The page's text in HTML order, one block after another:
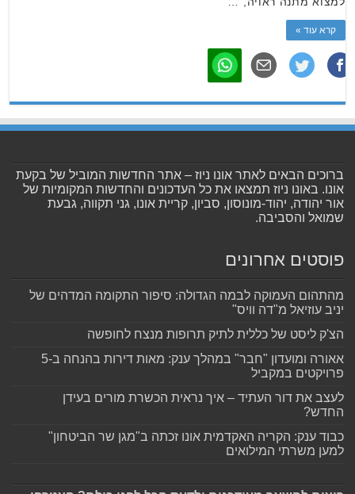
קרא עוד »
ברוכים הבאים לאתר אונו ניוז – אתר החדשות המוביל של בקעת
אונו. באונו ניוז תמצאו את כל העדכונים והחדשות המקומיות של
אור יהודה, יהוד-מונוסון, סביון, קריית אונו, גני תקווה, גבעת
שמואל והסביבה.
פוסטים אחרונים
מהתהום העמוקה לבמה הגדולה: סיפור התקומה המדהים של
יניב עוזיאל מ"דה וויס"
הצ'ק ליסט של כללית לתיק תרופות מנצח לחופשה
אאורה ומועדון "חבר" במהלך ענק: מאות דירות בהנחה ב-5
פרויקטים במקביל
לעצב את דור העתיד – איך נראית הכשרת מורים בעידן
החדש?
כבוד ענק: הקריה האקדמית אונו זכתה ב"מגן שר הביטחון"
למען משרתי המילואים